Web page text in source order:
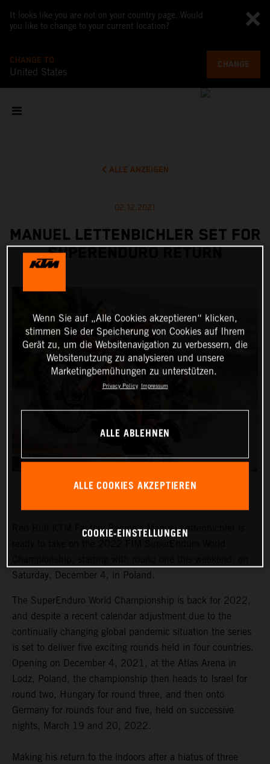
It looks like you are not on your country page. Would
you like to change to your current location?
CHANGE TO
United States
CHANGE
ALLE ANZEIGEN
02.12.2021
MANUEL LETTENBICHLER SET FOR
SUPERENDURO RETURN
Red Bull KTM Factory Racing’s Manuel Lettenbichler is
Saturday, December 4, in Poland.
The SuperEnduro World Championship is back for 2022,
and despite a recent calendar adjustment due to the
continually changing global pandemic situation the series
is set to deliver five exciting rounds held in four countries.
Opening on December 4, 2021, at the Atlas Arena in
Lodz, Poland, the championship then heads to Israel for
round two, Hungary for round three, and then onto
Germany for rounds four and five, held on successive
nights, March 19 and 20, 2022.
Making his return to the indoors after a hiatus of three
Wenn Sie auf „Alle Cookies akzeptieren“ klicken,
stimmen Sie der Speicherung von Cookies auf Ihrem
Gerät zu, um die Websitenavigation zu verbessern, die
Websitenutzung zu analysieren und unsere
Marketingbemühungen zu unterstützen.
Privacy Policy Impressum
ALLE ABLEHNEN
ALLE COOKIES AKZEPTIEREN
COOKIE-EINSTELLUNGEN